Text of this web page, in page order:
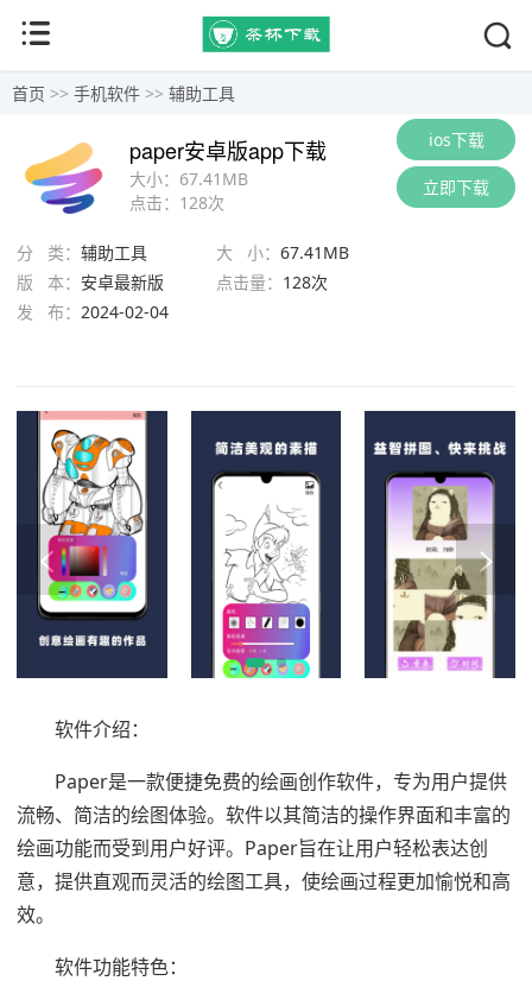
首页 >> 手机软件 >> 辅助工具
ios下载
立即下载
大小： 67.41MB
点击： 128次
paper安卓版app下载
分 类： 辅助工具 大 小： 67.41MB
版 本： 安卓最新版 点击量： 128次
发 布： 2024-02-04
软件介绍：
Paper是一款便捷免费的绘画创作软件，专为用户提供
流畅、简洁的绘图体验。软件以其简洁的操作界面和丰富的
绘画功能而受到用户好评。Paper旨在让用户轻松表达创
意，提供直观而灵活的绘图工具，使绘画过程更加愉悦和高
效。
软件功能特色：